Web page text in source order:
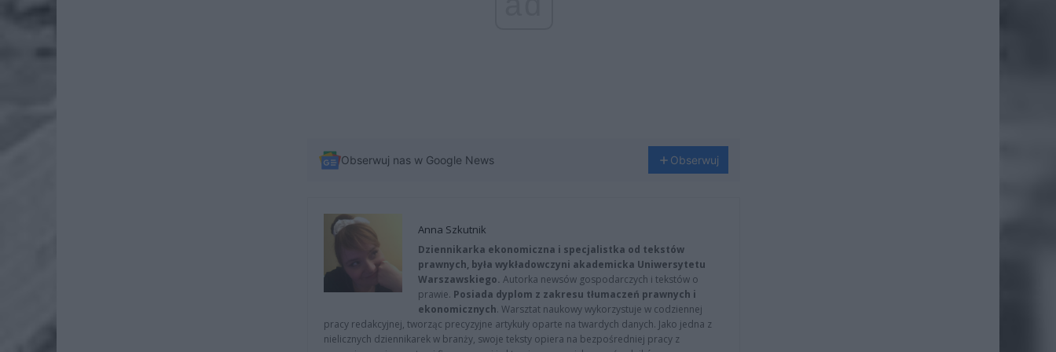
Obserwuj nas w Google News Obserwuj
Anna Szkutnik
Dziennikarka ekonomiczna i specjalistka od tekstów
prawnych, była wykładowczyni akademicka Uniwersytetu
Warszawskiego. Autorka newsów gospodarczych i tekstów o
prawie. Posiada dyplom z zakresu tłumaczeń prawnych i
ekonomicznych. Warsztat naukowy wykorzystuje w codziennej
pracy redakcyjnej, tworząc precyzyjne artykuły oparte na twardych danych. Jako jedna z
nielicznych dziennikarek w branży, swoje teksty opiera na bezpośredniej pracy z